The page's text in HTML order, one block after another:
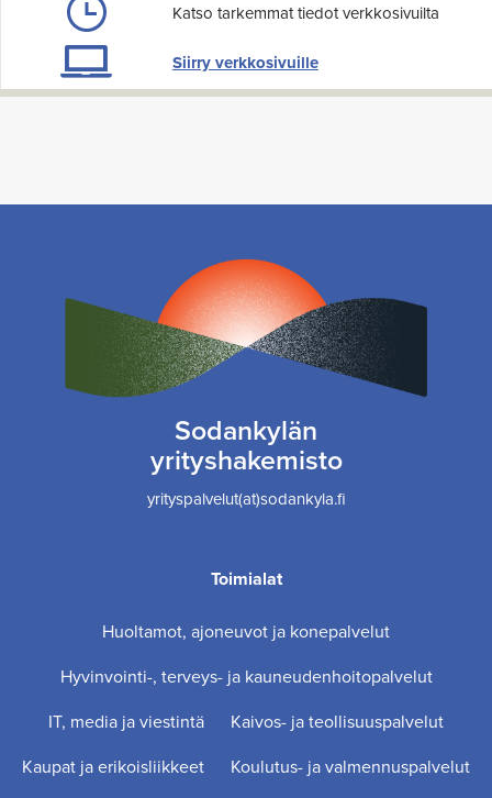
Katso tarkemmat tiedot verkkosivuilta
Siirry verkkosivuille
Sodankylän
yrityshakemisto
yrityspalvelut(at)sodankyla.fi
Toimialat
Huoltamot, ajoneuvot ja konepalvelut
Hyvinvointi-, terveys- ja kauneudenhoitopalvelut
IT, media ja viestintä
Kaivos- ja teollisuuspalvelut
Kaupat ja erikoisliikkeet
Koulutus- ja valmennuspalvelut